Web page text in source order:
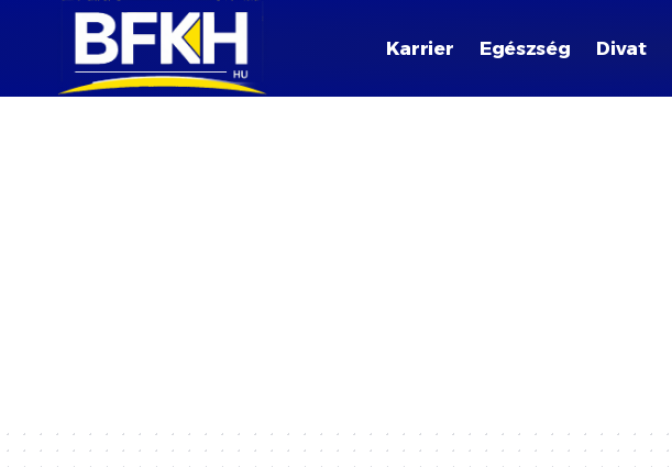
Karrier Egészség Divat